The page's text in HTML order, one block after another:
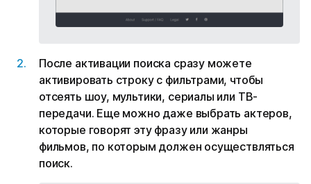
После активации поиска сразу можете
активировать строку с фильтрами, чтобы
отсеять шоу, мультики, сериалы или ТВ-
передачи. Еще можно даже выбрать актеров,
которые говорят эту фразу или жанры
фильмов, по которым должен осуществляться
поиск.